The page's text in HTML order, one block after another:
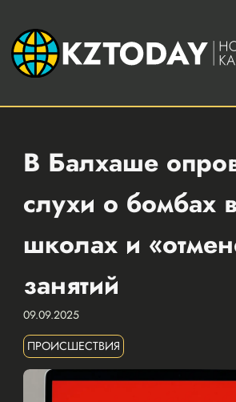
В Балхаше
слухи о бомбах в
школах и
занятий
09.09.2025
ПРОИСШЕСТВИЯ